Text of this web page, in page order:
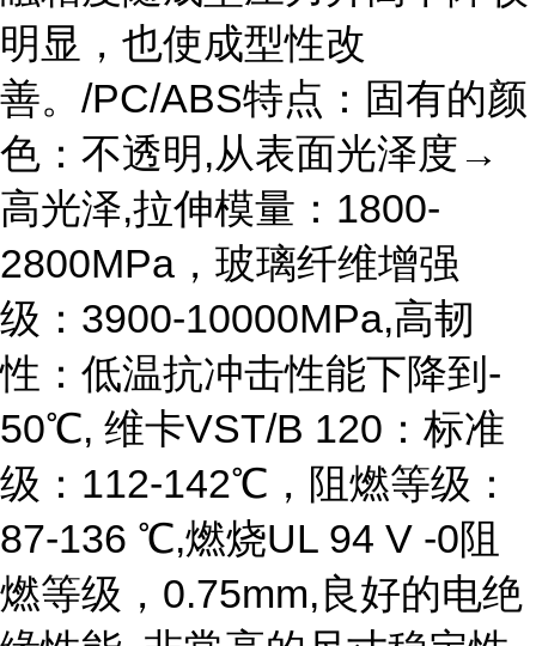
明显，也使成型性改
善。/PC/ABS特点：固有的颜
色：不透明,从表面光泽度→
高光泽,拉伸模量：1800-
2800MPa，玻璃纤维增强
级：3900-10000MPa,高韧
性：低温抗冲击性能下降到-
50℃, 维卡VST/B 120：标准
级：112-142℃，阻燃等级：
87-136 ℃,燃烧UL 94 V -0阻
燃等级，0.75mm,良好的电绝